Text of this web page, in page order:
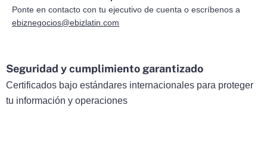
Ponte en contacto con tu ejecutivo de cuenta o escríbenos a
ebiznegocios@ebizlatin.com
Seguridad y cumplimiento garantizado
Certificados bajo estándares internacionales para proteger
tu información y operaciones